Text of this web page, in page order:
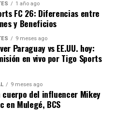
internacional y las
a reducir el hambre en
de asistencia alimentaria
sostenible jugaron un
estas experiencias pasadas
soluciones duraderas a
el Futuro
1 año ago
FC 26: Diferencias entre
y Beneficios
9 meses ago
Paraguay vs EE.UU. hoy:
en vivo por Tigo Sports
9 meses ago
cuerpo del influencer Mikey
en Mulegé, BCS